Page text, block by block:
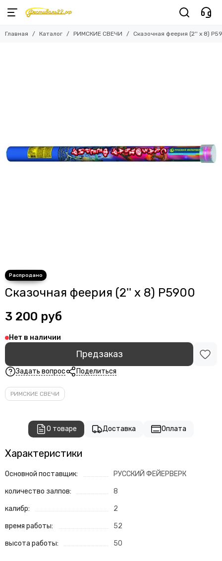
Главная Каталог РИМСКИЕ СВЕЧИ Сказочная феерия (2'' х 8)
Сказочная феерия (2'' х 8) P5900
3 200 руб
Нет в наличии
Предзаказ
Задать вопрос Поделиться
РИМСКИЕ СВЕЧИ
О товаре Доставка Оплата
Характеристики
Основной поставщик: РУССКИЙ ФЕЙЕРВЕРК
количество залпов: 8
калибр: 2
время работы: 52
высота работы: 50